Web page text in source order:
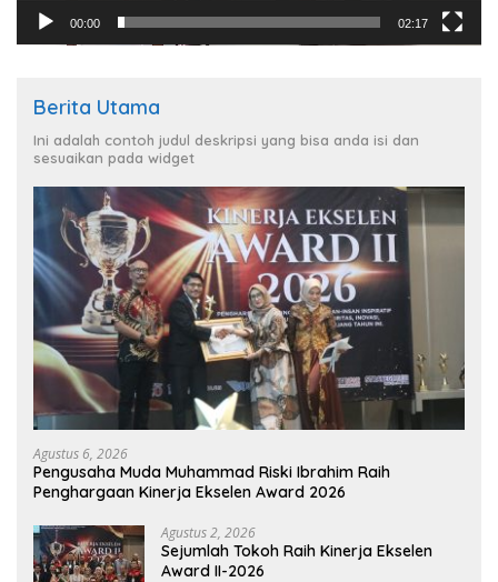
00:00 02:17
Berita Utama
Ini adalah contoh judul deskripsi yang bisa anda isi dan
sesuaikan pada widget
Agustus 6, 2026
Pengusaha Muda Muhammad Riski Ibrahim Raih
Penghargaan Kinerja Ekselen Award 2026
Agustus 2, 2026
Sejumlah Tokoh Raih Kinerja Ekselen
Award II-2026